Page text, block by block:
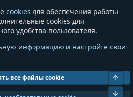
Разное
Общая информация
Пожертвования
cookies для обеспечения работы
cookies для
удобства пользователя.
информацию и настройте свои
все файлы cookie